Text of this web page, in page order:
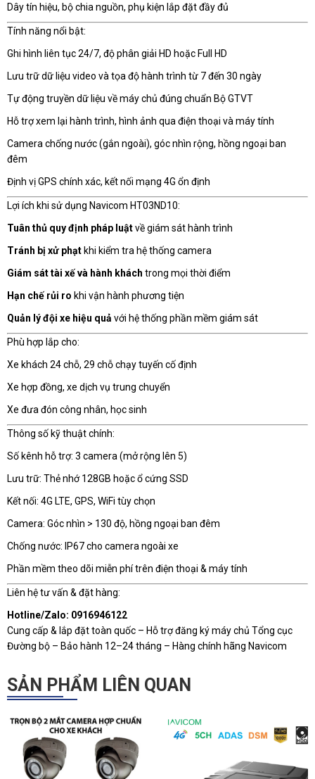
Dây tín hiệu, bộ chia nguồn, phụ kiện lắp đặt đầy đủ
Tính năng nổi bật:
Ghi hình liên tục 24/7, độ phân giải HD hoặc Full HD
Lưu trữ dữ liệu video và tọa độ hành trình từ 7 đến 30 ngày
Tự động truyền dữ liệu về máy chủ đúng chuẩn Bộ GTVT
Hỗ trợ xem lại hành trình, hình ảnh qua điện thoại và máy tính
Camera chống nước (gắn ngoài), góc nhìn rộng, hồng ngoại ban
đêm
Định vị GPS chính xác, kết nối mạng 4G ổn định
Lợi ích khi sử dụng Navicom HT03ND10:
Tuân thủ quy định pháp luậtvề giám sát hành trình
Tránh bị xử phạt khi kiểm tra hệ thống camera
Giám sát tài xế và hành khách trong mọi thời điểm
Hạn chế rủi ro khi vận hành phương tiện
Quản lý đội xe hiệu quả với hệ thống phần mềm giám sát
Phù hợp lắp cho:
Xe khách 24 chỗ, 29 chỗ chạy tuyến cố định
Xe hợp đồng, xe dịch vụ trung chuyển
Xe đưa đón công nhân, học sinh
Thông số kỹ thuật chính:
Số kênh hỗ trợ: 3 camera (mở rộng lên 5)
Lưu trữ: Thẻ nhớ 128GB hoặc ổ cứng SSD
Kết nối: 4G LTE, GPS, WiFi tùy chọn
Camera: Góc nhìn > 130 độ, hồng ngoại ban đêm
Chống nước: IP67 cho camera ngoài xe
Phần mềm theo dõi miễn phí trên điện thoại & máy tính
Liên hệ tư vấn & đặt hàng:
Hotline/Zalo: 0916946122
Cung cấp & lắp đặt toàn quốc – Hỗ trợ đăng ký máy chủ Tổng cục
Đường bộ – Bảo hành 12–24 tháng – Hàng chính hãng Navicom
SẢN PHẨM LIÊN QUAN